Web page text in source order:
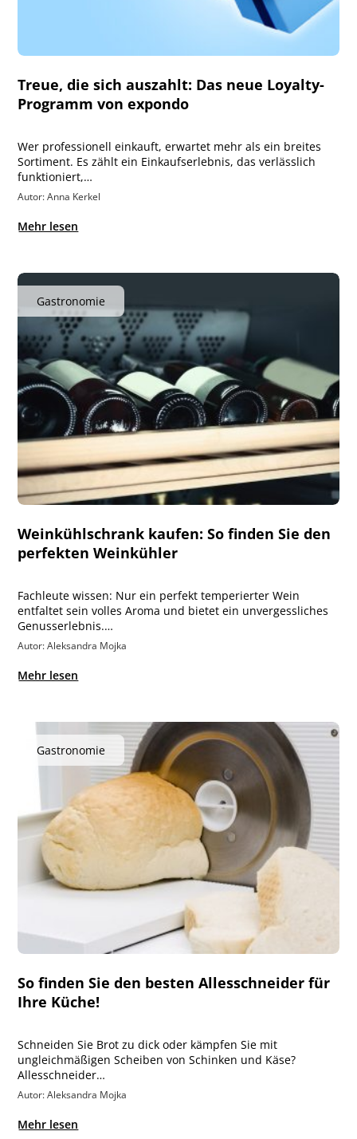
Treue, die sich auszahlt: Das neue Loyalty-
Programm von expondo
Wer professionell einkauft, erwartet mehr als ein breites
Sortiment. Es zählt ein Einkaufserlebnis, das verlässlich
funktioniert,…
Autor: Anna Kerkel
Mehr lesen
Gastronomie
Weinkühlschrank kaufen: So finden Sie den
perfekten Weinkühler
Fachleute wissen: Nur ein perfekt temperierter Wein
entfaltet sein volles Aroma und bietet ein unvergessliches
Genusserlebnis.…
Autor: Aleksandra Mojka
Mehr lesen
Gastronomie
So finden Sie den besten Allesschneider für
Ihre Küche!
Schneiden Sie Brot zu dick oder kämpfen Sie mit
ungleichmäßigen Scheiben von Schinken und Käse?
Allesschneider…
Autor: Aleksandra Mojka
Mehr lesen